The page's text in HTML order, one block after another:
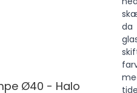
Ø40 - Halo
da